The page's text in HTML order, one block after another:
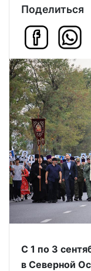
Поделиться
С 1 по 3
в Северной